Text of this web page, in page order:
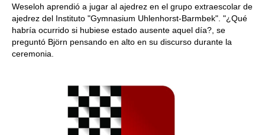
Weseloh aprendió a jugar al ajedrez en el grupo extraescolar de
ajedrez del Instituto "Gymnasium Uhlenhorst-Barmbek". "¿Qué
habría ocurrido si hubiese estado ausente aquel día?, se
preguntó Björn pensando en alto en su discurso durante la
ceremonia.